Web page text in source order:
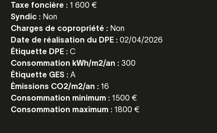
Taxe foncière : 1 600 €
Syndic : Non
Charges de copropriété : Non
Date de réalisation du DPE :02/04/2026
Étiquette DPE :C
Consommation kWh/m2/an : 300
Étiquette GES :A
Émissions CO2/m2/an : 16
Consommation minimum : 1500 €
Consommation maximum : 1800 €